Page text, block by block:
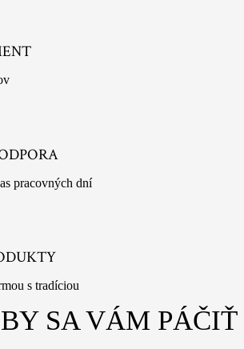
pracovných dní
s tradíciou
SA VÁM PÁČIŤ